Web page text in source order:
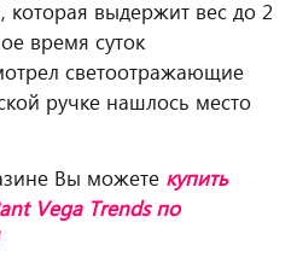
которая выдержит вес до 2
время суток
светоотражающие
ручке нашлось место
Вы можете купить
Vega Trendsпо